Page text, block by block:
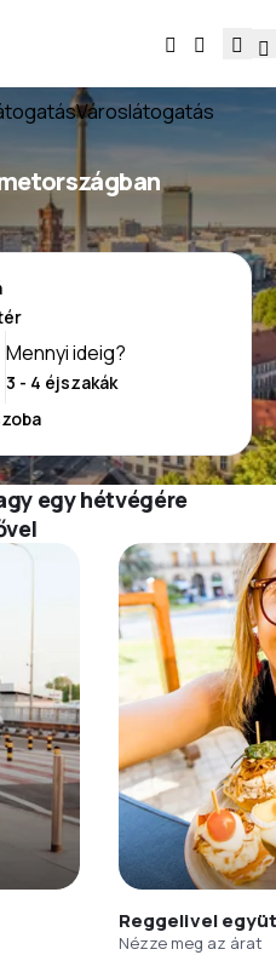
Városlátogatás
Mennyi ideig?
egy hétvégére
Reggelivel
Nézze meg az árat